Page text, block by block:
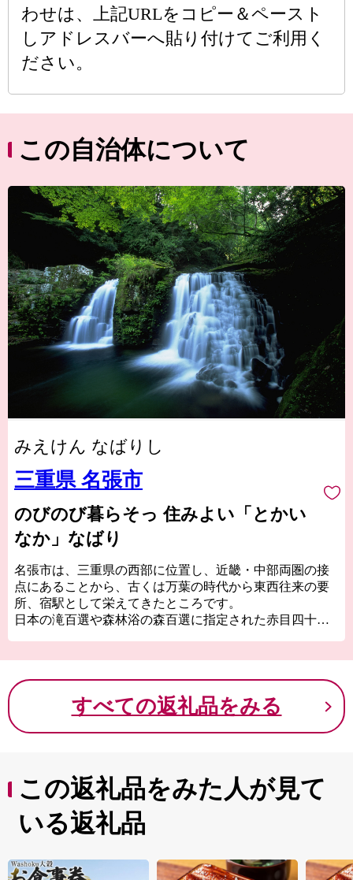
わせは、上記URLをコピー＆ペースト
しアドレスバーへ貼り付けてご利用く
ださい。
この自治体について
みえけん なばりし
三重県 名張市
のびのび暮らそっ 住みよい「とかい
なか」なばり
名張市は、三重県の西部に位置し、近畿・中部両圏の接
点にあることから、古くは万葉の時代から東西往来の要
所、宿駅として栄えてきたところです。
日本の滝百選や森林浴の森百選に指定された赤目四十八
んネコちゃんのペット用品も充実しております。頑張る
「ふるさと名張」への応援、よろしくお願いいたしま
すべての返礼品をみる
この返礼品をみた人が見て
いる返礼品